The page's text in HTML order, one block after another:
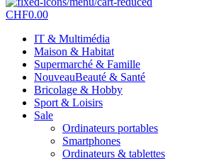
CHF0.00
IT & Multimédia
Maison & Habitat
Supermarché & Famille
NouveauBeauté & Santé
Bricolage & Hobby
Sport & Loisirs
Sale
Ordinateurs portables
Smartphones
Ordinateurs & tablettes